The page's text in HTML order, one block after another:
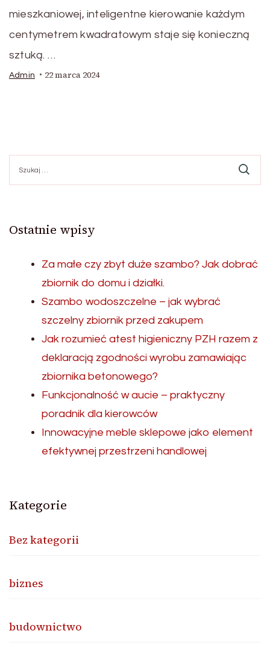
mieszkaniowej, inteligentne kierowanie każdym
centymetrem kwadratowym staje się konieczną
sztuką. …
Admin 22 marca 2024
Ostatnie wpisy
Za małe czy zbyt duże szambo? Jak dobrać
zbiornik do domu i działki.
Szambo wodoszczelne – jak wybrać
szczelny zbiornik przed zakupem
Jak rozumieć atest higieniczny PZH razem z
deklaracją zgodności wyrobu zamawiając
zbiornika betonowego?
Funkcjonalność w aucie – praktyczny
poradnik dla kierowców
Innowacyjne meble sklepowe jako element
efektywnej przestrzeni handlowej
Kategorie
Bez kategorii
biznes
budownictwo